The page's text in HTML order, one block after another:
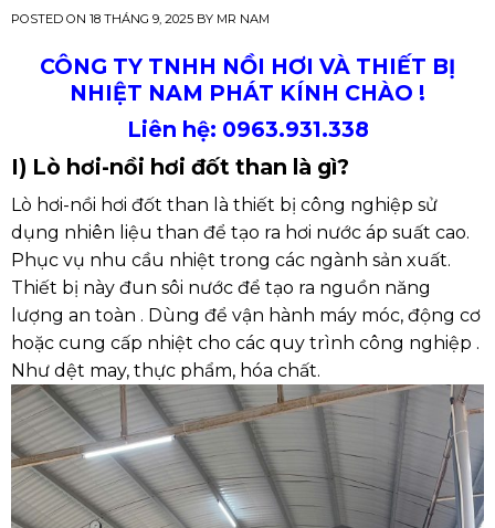
POSTED ON 18 THÁNG 9, 2025BY MR NAM
CÔNG TY TNHH NỒI HƠI VÀ THIẾT BỊ
NHIỆT NAM PHÁT KÍNH CHÀO !
Liên hệ: 0963.931.338
I) Lò hơi-nồi hơi đốt than là gì?
Lò hơi-nồi hơi đốt than là thiết bị công nghiệp sử
dụng nhiên liệu than để tạo ra hơi nước áp suất cao.
Phục vụ nhu cầu nhiệt trong các ngành sản xuất.
Thiết bị này đun sôi nước để tạo ra nguồn năng
lượng an toàn . Dùng để vận hành máy móc, động cơ
hoặc cung cấp nhiệt cho các quy trình công nghiệp .
Như dệt may, thực phẩm, hóa chất.